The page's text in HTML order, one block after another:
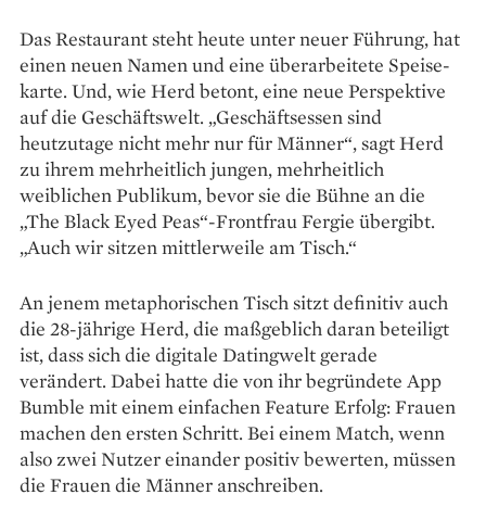
Das Restaurant steht heute unter neuer Führung, hat
einen neuen Namen und eine überarbeitete Speise­
karte. Und, wie Herd betont, eine neue Perspektive
auf die Geschäftswelt. „Geschäftsessen sind
heutzutage nicht mehr nur für Männer“, sagt Herd
zu ihrem mehrheitlich jungen, mehrheitlich
weiblichen Publikum, bevor sie die Bühne an die
„The Black Eyed Peas“-Frontfrau Fergie übergibt.
„Auch wir sitzen mittlerweile am Tisch.“
An jenem metaphorischen Tisch sitzt definitiv auch
die 28-jährige Herd, die maßgeblich daran beteiligt
ist, dass sich die digitale Datingwelt gerade
verändert. Dabei hatte die von ihr begründete App
Bumble mit einem einfachen Feature Erfolg: Frauen
machen den ersten Schritt. Bei einem Match, wenn
also zwei Nutzer einander ­positiv bewerten, müssen
die Frauen die Männer anschreiben.